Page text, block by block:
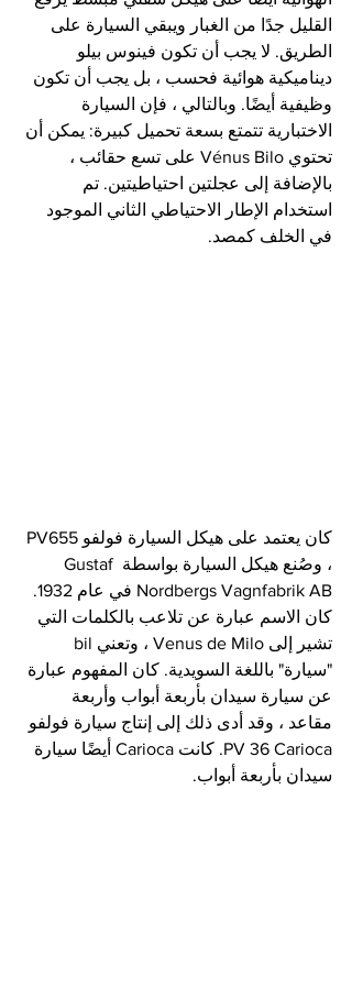
القليل جدًا من الغبار ويبقي السيارة على
الطريق. لا يجب أن تكون فينوس بيلو
ديناميكية هوائية فحسب ، بل يجب أن تكون
وظيفية أيضًا. وبالتالي ، فإن السيارة
الاختبارية تتمتع بسعة تحميل كبيرة: يمكن أن
تحتوي Vénus Bilo على تسع حقائب ،
بالإضافة إلى عجلتين احتياطيتين. تم
استخدام الإطار الاحتياطي الثاني الموجود
في الخلف كمصد.
، وصُنع هيكل السيارة بواسطة Gustaf
Nordbergs Vagnfabrik AB في عام 1932.
كان الاسم عبارة عن تلاعب بالكلمات التي
"سيارة" باللغة السويدية. كان المفهوم عبارة
عن سيارة سيدان بأربعة أبواب وأربعة
مقاعد ، وقد أدى ذلك إلى إنتاج سيارة فولفو
PV 36 Carioca. كانت Carioca أيضًا سيارة
سيدان بأربعة أبواب.